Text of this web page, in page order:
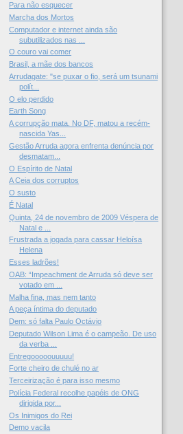
Para não esquecer
Marcha dos Mortos
Computador e internet ainda são
subutilizados nas ...
O couro vai comer
Brasil, a mãe dos bancos
Arrudagate: "se puxar o fio, será um tsunami
polít...
O elo perdido
Earth Song
A corrupção mata. No DF, matou a recém-
nascida Yas...
Gestão Arruda agora enfrenta denúncia por
desmatam...
O Espírito de Natal
A Ceia dos corruptos
O susto
É Natal
Quinta, 24 de novembro de 2009 Véspera de
Natal e ...
Frustrada a jogada para cassar Heloísa
Helena
Esses ladrões!
OAB: “Impeachment de Arruda só deve ser
votado em ...
Malha fina, mas nem tanto
A peça íntima do deputado
Dem: só falta Paulo Octávio
Deputado Wilson Lima é o campeão. De uso
da verba ...
Entregooooouuuuu!
Forte cheiro de chulé no ar
Terceirização é para isso mesmo
Polícia Federal recolhe papéis de ONG
dirigida por...
Os Inimigos do Rei
Demo vacila